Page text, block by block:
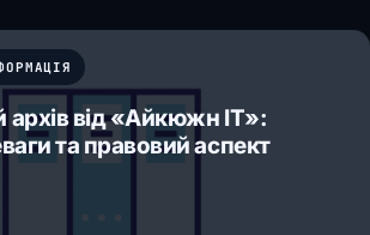
архів від «Айкюжн ІТ»:
та правовий аспект